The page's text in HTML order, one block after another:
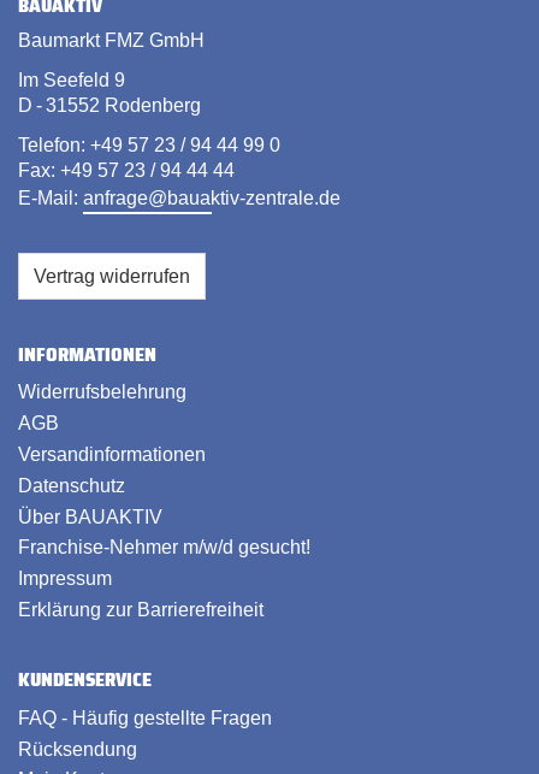
Baumarkt FMZ GmbH
Im Seefeld 9
D - 31552 Rodenberg
Telefon: +49 57 23 / 94 44 99 0
Fax: +49 57 23 / 94 44 44
E-Mail: anfrage@bauaktiv-zentrale.de
Vertrag widerrufen
INFORMATIONEN
Widerrufsbelehrung
AGB
Versandinformationen
Datenschutz
Über BAUAKTIV
Franchise-Nehmer m/w/d gesucht!
Impressum
Erklärung zur Barrierefreiheit
KUNDENSERVICE
FAQ - Häufig gestellte Fragen
Rücksendung